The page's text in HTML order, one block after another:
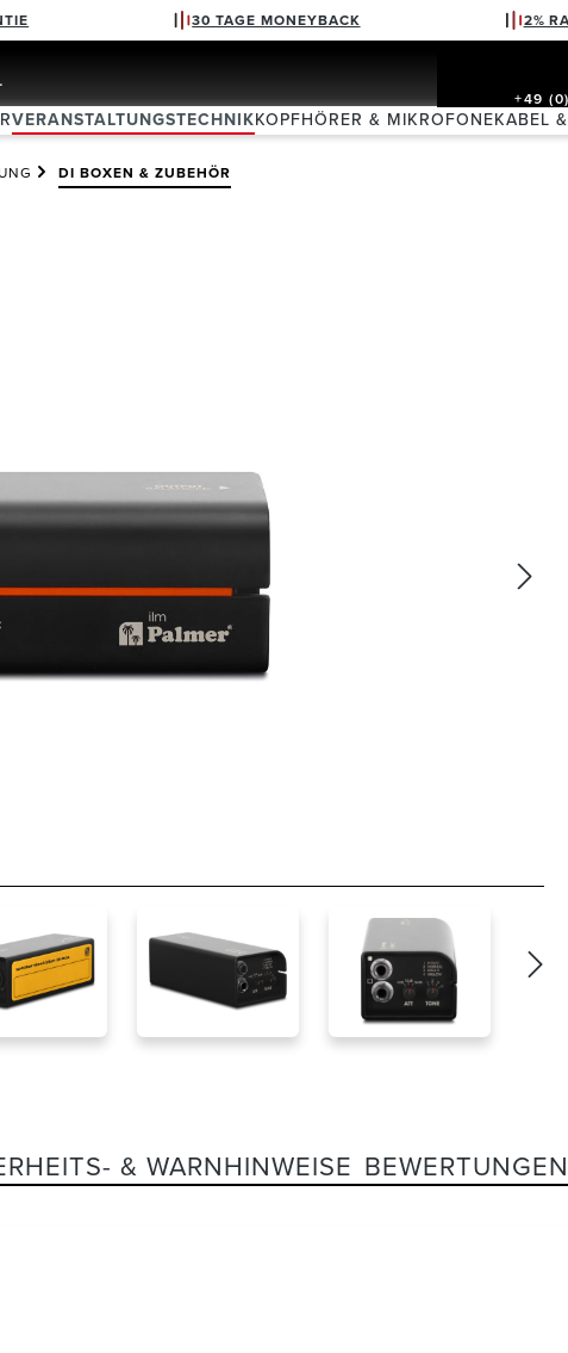
30 TAGE MONEYBACK 2%
+49
VERANSTALTUNGSTECHNIKKOPFHÖRER & MIKROFONEKABEL
DI BOXEN & ZUBEHÖR
& WARNHINWEISE BEWERTUNGEN